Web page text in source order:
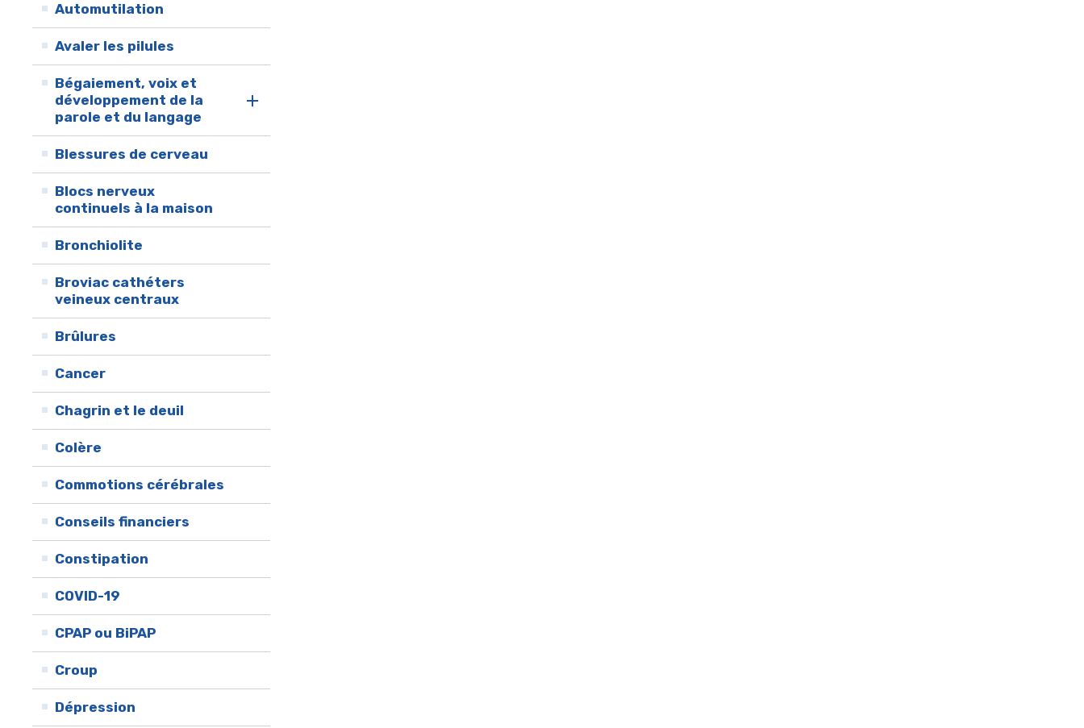
Automutilation
Avaler les pilules
Bégaiement, voix et
développement de la
parole et du langage
Blessures de cerveau
Blocs nerveux
continuels à la maison
Bronchiolite
Broviac cathéters
veineux centraux
Brûlures
Cancer
Chagrin et le deuil
Colère
Commotions cérébrales
Conseils financiers
Constipation
COVID-19
CPAP ou BiPAP
Croup
Dépression